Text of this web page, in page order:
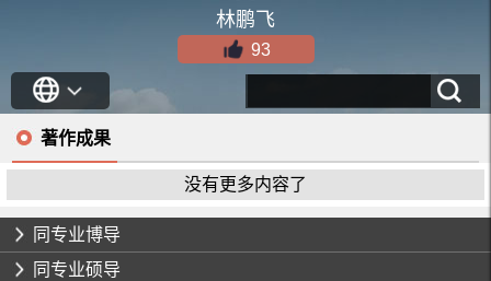
林鹏飞
93
著作成果
没有更多内容了
同专业博导
同专业硕导